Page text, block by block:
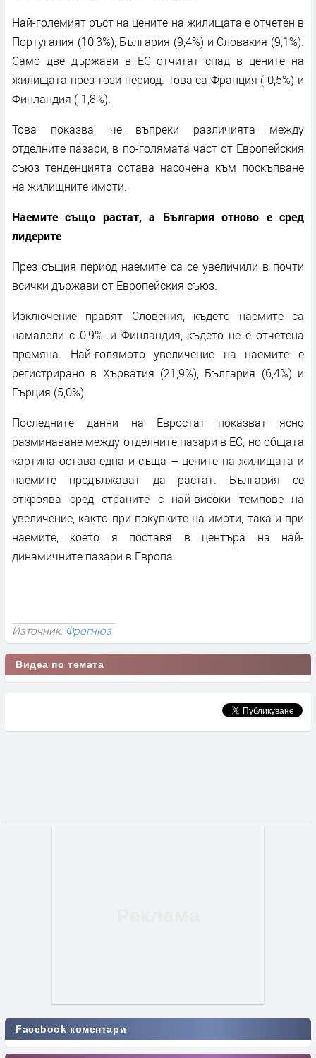
Най-големият ръст на цените на жилищата е отчетен в
Португалия (10,3%), България (9,4%) и Словакия (9,1%).
Само две държави в ЕС отчитат спад в цените на
жилищата през този период. Това са Франция (-0,5%) и
Финландия (-1,8%).
Това показва, че въпреки различията между
отделните пазари, в по-голямата част от Европейския
съюз тенденцията остава насочена към поскъпване
на жилищните имоти.
Наемите също растат, а България отново е сред
лидерите
През същия период наемите са се увеличили в почти
всички държави от Европейския съюз.
Изключение правят Словения, където наемите са
намалели с 0,9%, и Финландия, където не е отчетена
промяна. Най-голямото увеличение на наемите е
регистрирано в Хърватия (21,9%), България (6,4%) и
Гърция (5,0%).
Последните данни на Евростат показват ясно
разминаване между отделните пазари в ЕС, но общата
картина остава една и съща – цените на жилищата и
наемите продължават да растат. България се
откроява сред страните с най-високи темпове на
увеличение, както при покупките на имоти, така и при
наемите, което я поставя в центъра на най-
динамичните пазари в Европа.
Източник:Фрогнюз
Видеа по темата
Facebook коментари